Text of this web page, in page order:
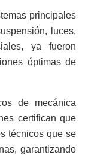
principales
luces,
ya fueron
óptimas de
de mecánica
certifican que
técnicos que se
garantizando